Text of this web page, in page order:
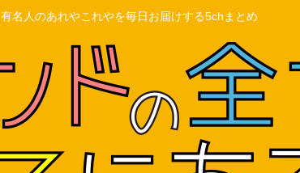
有名人のあれやこれやを毎日お届けする5chまとめ